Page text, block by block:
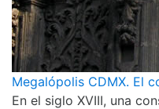
Megalópolis CDMX. El
En el siglo XVIII, una